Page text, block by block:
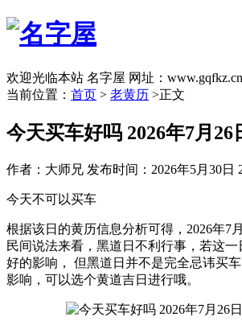
欢迎光临本站 名字屋 网址：www.gqfkz.cn
当前位置： 首页 > 老黄历 >正文
今天买车好吗 2026年7月26
作者：大师兄 发布时间：2026年5月30日
今天不可以买车
根据该日的黄历信息分析可得，2026年7
民间说法来看，黑道日不利行事，若这
好的影响， 但黑道日并不是完全忌讳买
影响，可以选个黄道吉日进行哦。